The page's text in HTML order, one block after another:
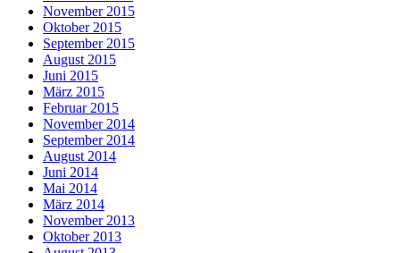
November 2015
Oktober 2015
September 2015
August 2015
Juni 2015
März 2015
Februar 2015
November 2014
September 2014
August 2014
Juni 2014
Mai 2014
März 2014
November 2013
Oktober 2013